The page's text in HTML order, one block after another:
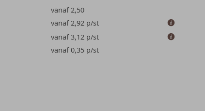
vanaf 2,50
vanaf 2,92 p/st
vanaf 3,12 p/st
vanaf 0,35 p/st